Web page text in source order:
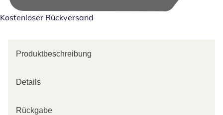
Kostenloser Rückversand
Produktbeschreibung
Details
Rückgabe